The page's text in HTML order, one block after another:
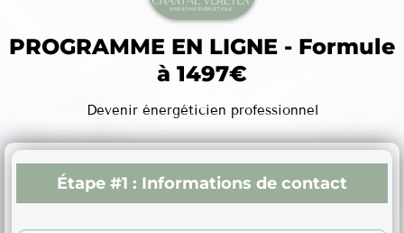
PROGRAMME EN LIGNE - Formule
à 1497€
Devenir énergéticien professionnel
Étape #1 : Informations de contact